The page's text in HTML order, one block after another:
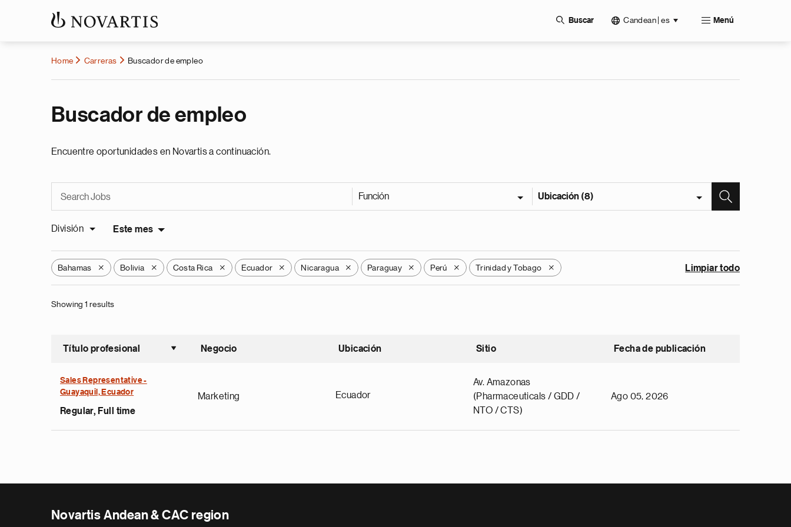
Buscar Candean | es Menú
Home Carreras Buscador de empleo
Buscador de empleo
Encuentre oportunidades en Novartis a continuación.
Función Ubicación (8)
División Este mes
Bahamas X Bolivia X Costa Rica X Ecuador X Nicaragua X Paraguay X Perú X Trinidad y Tobago X Limpiar todo
Showing 1 results
Título profesional
Ordenar ascendente
Negocio Ubicación Sitio Fecha de publicación
Sales Representative -
Guayaquil, Ecuador
Regular, Full time
Marketing Ecuador
Av. Amazonas
(Pharmaceuticals / GDD /
NTO / CTS)
Ago 05, 2026
Novartis Andean & CAC region